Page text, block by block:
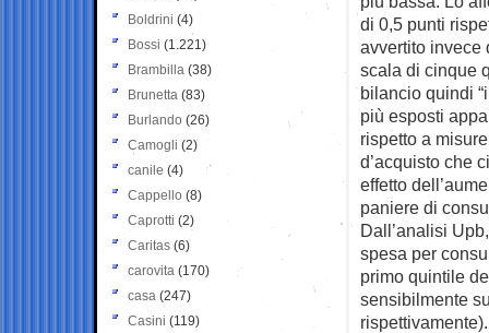
di 0,5 punti
avvertito invece
scala di cinque
bilancio quindi
più esposti
rispetto a
d’acquisto che
effetto
paniere di
Dall’analisi
spesa per
primo quintile
sensibilmente
Boldrini (4)
Bossi (1.221)
Brambilla (38)
Brunetta (83)
Burlando (26)
Camogli (2)
canile (4)
Cappello (8)
Caprotti (2)
Caritas (6)
carovita (170)
casa (247)
Casini (119)